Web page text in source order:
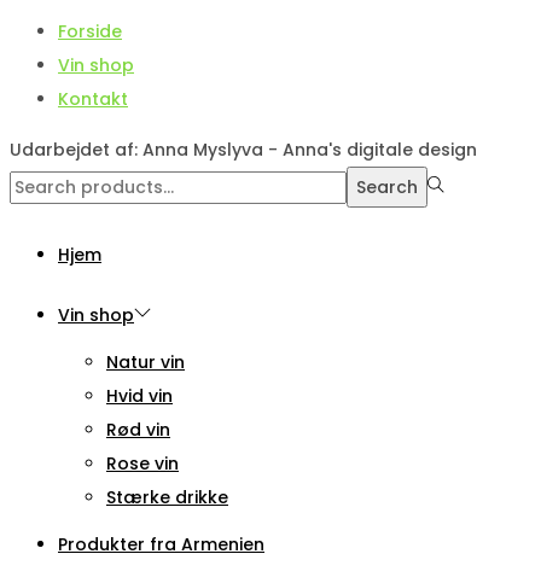
Forside
Vin shop
Kontakt
Udarbejdet af: Anna Myslyva - Anna's digitale design
Search
Search
Hjem
Vin shop
Natur vin
Hvid vin
Rød vin
Rose vin
Stærke drikke
Produkter fra Armenien